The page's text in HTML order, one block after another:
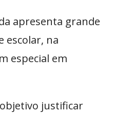
apresenta grande
escolar, na
especial em
justificar